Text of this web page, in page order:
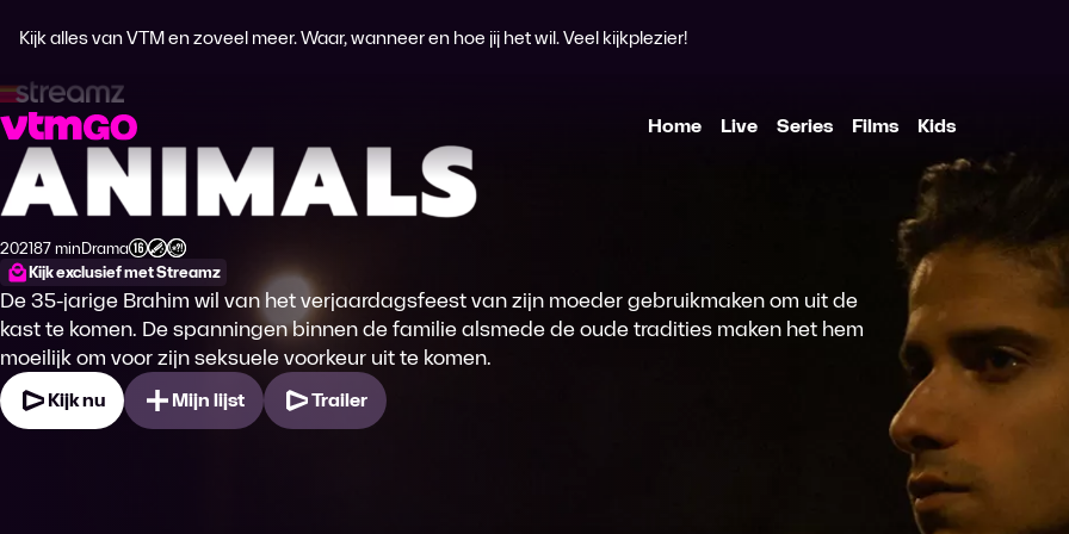
Kijk alles van VTM en zoveel meer. Waar, wanneer en hoe jij het wil. Veel kijkplezier!
Home Live Series Films Kids
Animals
Productiejaar
2021
Tijdsduur
87 min
Genre
Drama
Leeftijdsclassificatie
Kijk exclusief met Streamz
De 35-jarige Brahim wil van het verjaardagsfeest van zijn moeder gebruikmaken om uit de
kast te komen. De spanningen binnen de familie alsmede de oude tradities maken het hem
moeilijk om voor zijn seksuele voorkeur uit te komen.
Kijk nu Mijn lijst Trailer